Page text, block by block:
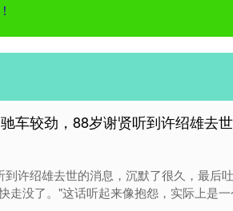
车较劲，88岁谢贤听到许绍雄去
许绍雄去世的消息，沉默了很久，最后
走没了。"这话听起来像抱怨，实际上是